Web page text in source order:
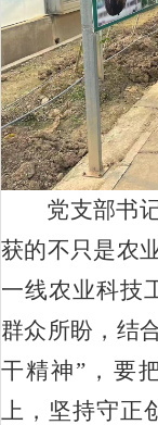
党支部书
获的不只是农
一线农业科技
群众所盼，结
干精神”，要
上，坚持守正